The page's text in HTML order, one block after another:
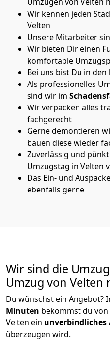
Wir kennen jeden
Velten
Unsere Mitarbeiter
Wir bieten Dir einen
komfortable
Bei uns bist Du in den
Als professionelles
sind wir im
Wir verpacken alles
fachgerecht
Gerne demontieren
bauen diese wieder
Zuverlässig und
Umzugstag in Velten
Das Ein- und
ebenfalls gerne
Wir sind die
Umzug von Velten
Du wünschst ein Angebot?
Minuten bekommst du
Velten ein unverbindliches
überzeugen wird.